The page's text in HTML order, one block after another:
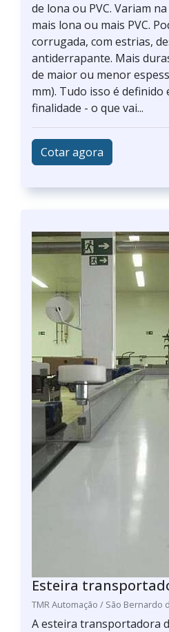
de lona ou PVC. Variam
mais lona ou mais PVC.
corrugada, com estrias,
antiderrapante. Mais
de maior ou menor
mm). Tudo isso é definido
finalidade - o que vai...
Cotar agora
Esteira
TMR Automação / São Bernardo
A esteira transportadora